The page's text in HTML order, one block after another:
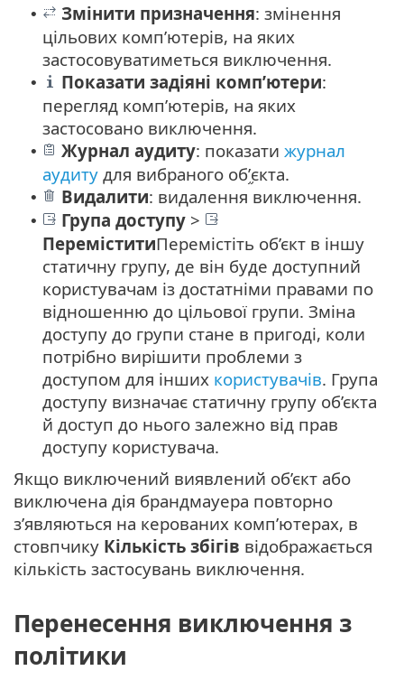
• Змінити призначення: змінення
цільових комп’ютерів, на яких
застосовуватиметься виключення.
• Показати задіяні комп’ютери:
перегляд комп’ютерів, на яких
застосовано виключення.
• Журнал аудиту: показати журнал
аудиту для вибраного об’֦єкта.
• Видалити: видалення виключення.
• Група доступу >
ПереміститиПеремістіть об’єкт в іншу
статичну групу, де він буде доступний
користувачам із достатніми правами по
відношенню до цільової групи. Зміна
доступу до групи стане в пригоді, коли
потрібно вирішити проблеми з
доступом для інших користувачів. Група
доступу визначає статичну групу об’єкта
й доступ до нього залежно від прав
доступу користувача.
Якщо виключений виявлений об’єкт або
виключена дія брандмауера повторно
з’являються на керованих комп’ютерах, в
стовпчику Кількість збігів відображається
кількість застосувань виключення.
Перенесення виключення з
політики